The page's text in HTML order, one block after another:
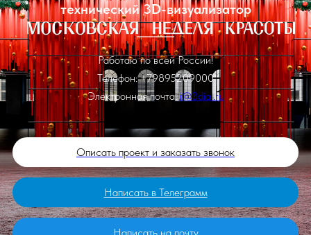
технический 3D-визуализатор
Работаю по всей России!
Телефон: +79895209000
Электронная почта:i@3dial.ru
Описать проект и заказать звонок
Написать в Телеграмм